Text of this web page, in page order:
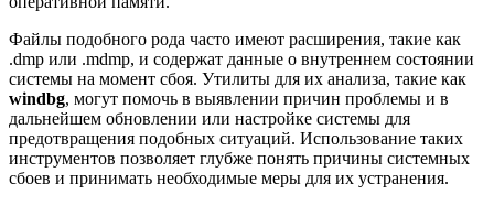
Файлы подобного рода часто имеют расширения, такие как
.dmp или .mdmp, и содержат данные о внутреннем состоянии
системы на момент сбоя. Утилиты для их анализа, такие как
windbg, могут помочь в выявлении причин проблемы и в
дальнейшем обновлении или настройке системы для
предотвращения подобных ситуаций. Использование таких
инструментов позволяет глубже понять причины системных
сбоев и принимать необходимые меры для их устранения.